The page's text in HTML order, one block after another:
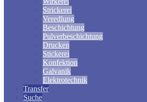
Strickerei
Veredlung
Beschichtung
Pulverbeschichtung
Drucken
Stickerei
Konfektion
Galvanik
Elektrotechnik
Transfer
Suche